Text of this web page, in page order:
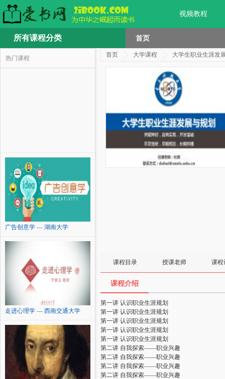
视频教程
所有课程分类 首页
热门课程
广告创意学 — 湖南大学
走进心理学 — 西南交通大学
首页 大学课程 大学生职业生涯发
课程目录 授课老师 课程
课程介绍
第一讲 认识职业生涯规划
第一讲 认识职业生涯规划
第一讲 认识职业生涯规划
第一讲 认识职业生涯规划
第一讲 认识职业生涯规划
第二讲 自我探索——职业兴趣
第二讲 自我探索——职业兴趣
第二讲 自我探索——职业兴趣
第二讲 自我探索——职业兴趣